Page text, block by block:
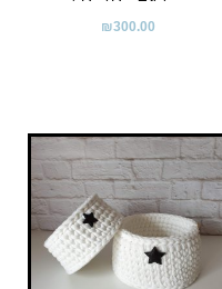
₪300.00